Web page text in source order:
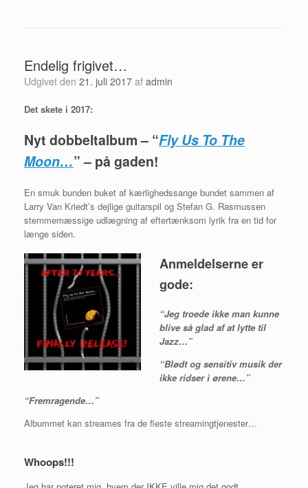
Endelig frigivet…
Udgivet den 21. juli 2017 af admin
Det skete i 2017:
Nyt dobbeltalbum – “Fly Us To The
Moon…” – på gaden!
En smuk bunden buket af kærlighedssange bundet sammen af
Larry Van Kriedt’s dejlige guitarspil og Stefan G. Rasmussen
stemmemæssige udlægning af eftertænksom lyrik fra en tid for
længe siden.
Anmeldelserne er
gode:
“Jeg troede ikke man kunne
blive så glad af at lytte til
Jazz…”
“Blødt og sensitiv musik der
ikke ridser i ørene…”
“Fremragende…”
Albummet kan streames fra de fleste streamingtjenester…
Whoops!!!